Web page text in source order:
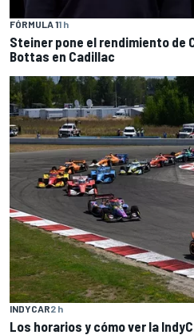
FÓRMULA 11 h
Steiner pone el rendimiento de
Bottas en Cadillac
INDYCAR2 h
Los horarios y cómo ver la